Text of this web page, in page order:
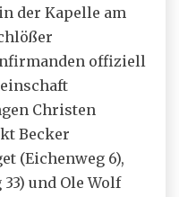
der Kapelle am
offiziell
Christen
Becker
(Eichenweg 6),
und Ole Wolf